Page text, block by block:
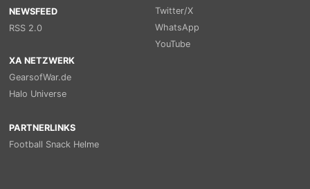
NEWSFEED
RSS 2.0
Twitter/X
WhatsApp
YouTube
XA NETZWERK
GearsofWar.de
Halo Universe
PARTNERLINKS
Football Snack Helme